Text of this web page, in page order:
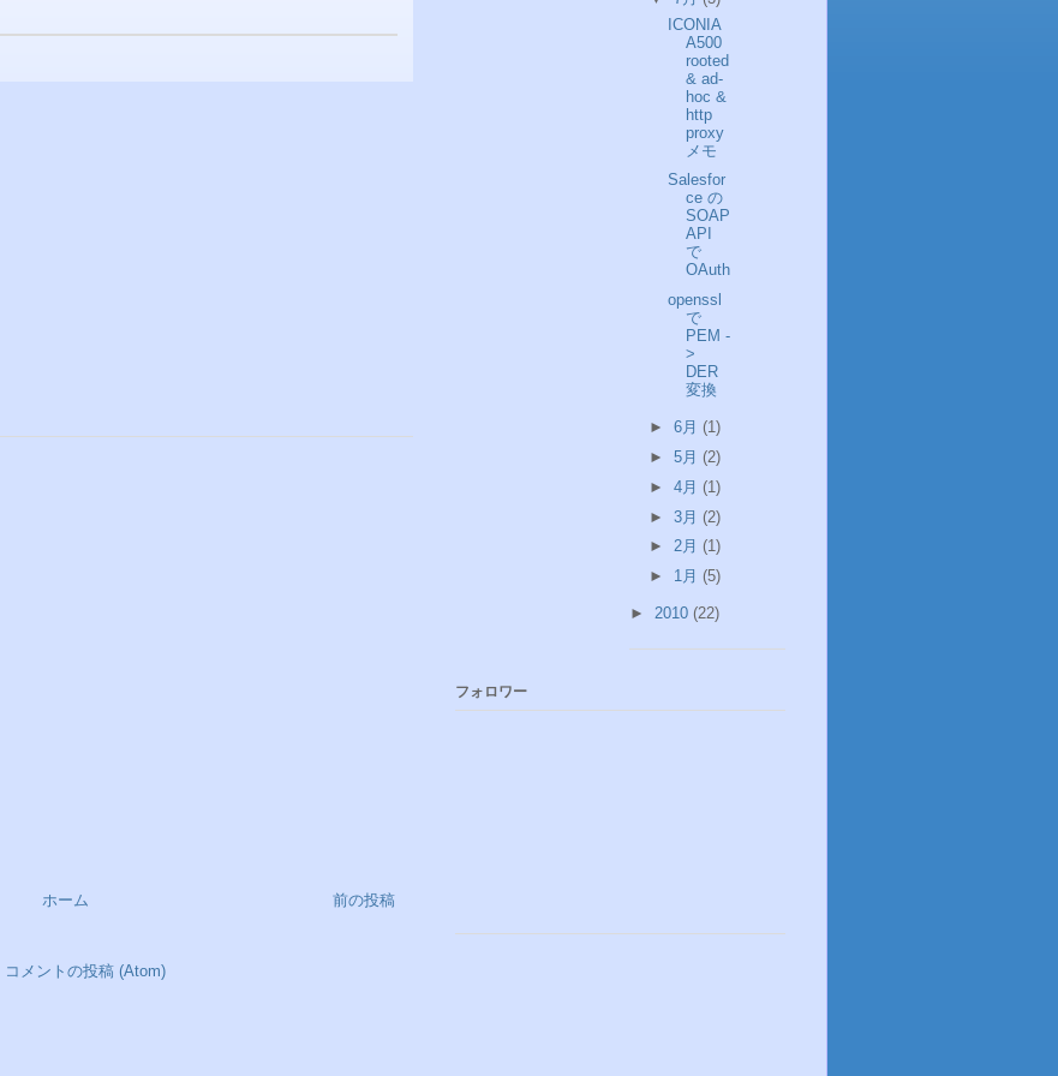
前の投稿
ホーム
コメントの投稿 (Atom)
ICONIA
A500
rooted
& ad-
hoc &
http
proxy
メモ
Salesfor
ce の
SOAP
API
で
OAuth
openssl
で
PEM -
>
DER
変換
► 6月 (1)
► 5月 (2)
► 4月 (1)
► 3月 (2)
► 2月 (1)
► 1月 (5)
► 2010 (22)
フォロワー